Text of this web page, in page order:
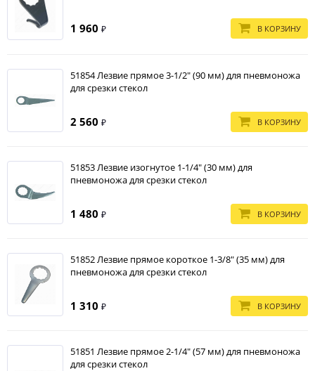
1 960 ₽ В КОРЗИНУ
51854 Лезвие прямое 3-1/2" (90 мм) для пневмоножа
для срезки стекол
2 560 ₽ В КОРЗИНУ
51853 Лезвие изогнутое 1-1/4" (30 мм) для
пневмоножа для срезки стекол
1 480 ₽ В КОРЗИНУ
51852 Лезвие прямое короткое 1-3/8" (35 мм) для
пневмоножа для срезки стекол
1 310 ₽ В КОРЗИНУ
51851 Лезвие прямое 2-1/4" (57 мм) для пневмоножа
для срезки стекол